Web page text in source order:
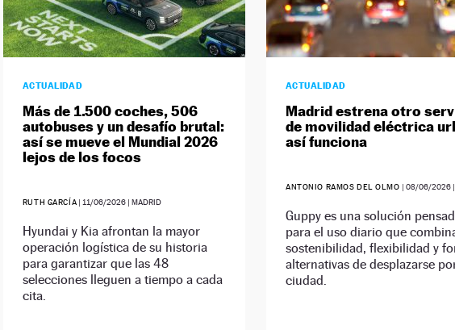
ACTUALIDAD
Más de 1.500 coches, 506
autobuses y un desafío brutal:
así se mueve el Mundial 2026
lejos de los focos
RUTH GARCÍA | 11/06/2026 | MADRID
Hyundai y Kia afrontan la mayor
operación logística de su historia
para garantizar que las 48
selecciones lleguen a tiempo a cada
cita.
ACTUALIDAD
Madrid estrena otro
de movilidad eléctrica
así funciona
ANTONIO RAMOS DEL OLMO | 08/06/2026|
Guppy es una solución
para el uso diario que
sostenibilidad, flexibilidad y
alternativas de desplazarse
ciudad.